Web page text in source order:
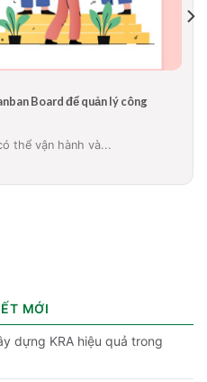
đồ gantt trong quản lý dự
nhiều doanh...
MỚI
dựng KRA hiệu quả trong